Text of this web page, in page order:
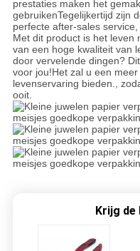
prestaties maken het
gebruikenTegelijkertijd zijn
perfecte after-sales
Met dit product is het leven
van een hoge kwaliteit van
door vervelende dingen?
voor jou!Het zal u een
levenservaring bieden.,
ooit.
Krijg